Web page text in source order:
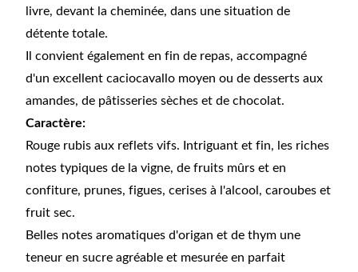
livre, devant la cheminée, dans une situation de
détente totale.
Il convient également en fin de repas, accompagné
d'un excellent caciocavallo moyen ou de desserts aux
amandes, de pâtisseries sèches et de chocolat.
Caractère:
Rouge rubis aux reflets vifs. Intriguant et fin, les riches
notes typiques de la vigne, de fruits mûrs et en
confiture, prunes, figues, cerises à l'alcool, caroubes et
fruit sec.
Belles notes aromatiques d'origan et de thym une
teneur en sucre agréable et mesurée en parfait